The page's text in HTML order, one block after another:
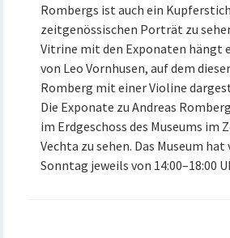
Rombergs ist auch ein
zeitgenössischen Porträt zu
Vitrine mit den Exponaten hängt
von Leo Vornhusen, auf dem
Romberg mit einer Violine
Die Exponate zu Andreas
im Erdgeschoss des Museums im
Vechta zu sehen. Das Museum
Sonntag jeweils von 14:00–18:00